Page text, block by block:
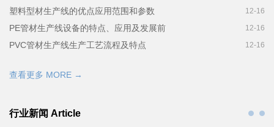
塑料型材生产线的优点应用范围和参数 12-16
PE管材生产线设备的特点、应用及发展前 12-16
PVC管材生产线生产工艺流程及特点 12-16
查看更多 MORE →
行业新闻 Article